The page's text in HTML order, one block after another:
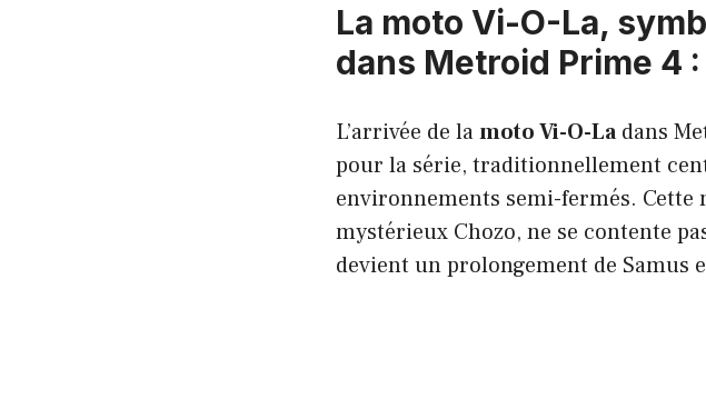
La moto Vi-O-La,
dans Metroid Prime 4
L’arrivée de lamoto Vi-O-Ladans
pour la série, traditionnellement
environnements semi-fermés.
mystérieux Chozo, ne se contente
devient un prolongement de Samus